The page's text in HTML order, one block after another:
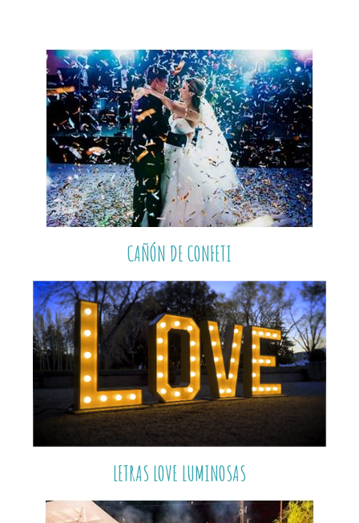
CAÑÓN DE CONFETI
LETRAS LOVE LUMINOSAS